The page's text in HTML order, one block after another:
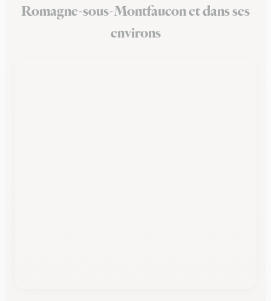
Romagne-sous-Montfaucon et dans ses
environs